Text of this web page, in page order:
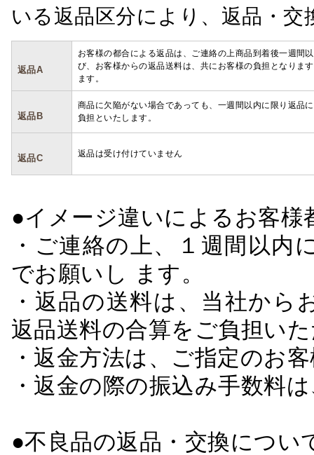
いる返品区分により、返品・
返品A
お客様の都合による返品は、ご連絡の上商品到着後一週間
び、お客様からの返品送料は、共にお客様の負担となりま
ます。
返品B
商品に欠陥がない場合であっても、一週間以内に限り返品
負担といたします。
返品C 返品は受け付けていません
●イメージ違いによるお客
・ご連絡の上、１週間以
でお願いし ます。
・返品の送料は、当社か
返品送料の合算をご負担い
・返金方法は、ご指定のお
・返金の際の振込み手数料
●不良品の返品・交換につい